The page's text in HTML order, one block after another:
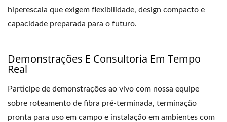
hiperescala que exigem flexibilidade, design compacto e
capacidade preparada para o futuro.
Demonstrações E Consultoria Em Tempo
Real
Participe de demonstrações ao vivo com nossa equipe
sobre roteamento de fibra pré-terminada, terminação
pronta para uso em campo e instalação em ambientes com